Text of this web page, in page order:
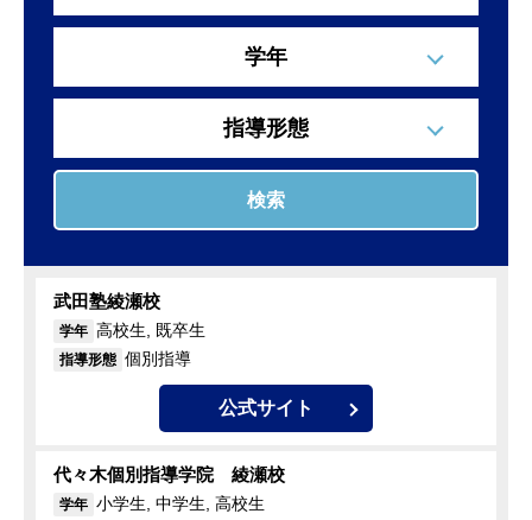
学年
指導形態
検索
武田塾綾瀬校
学年 高校生, 既卒生
指導形態 個別指導
公式サイト
代々木個別指導学院 綾瀬校
学年 小学生, 中学生, 高校生